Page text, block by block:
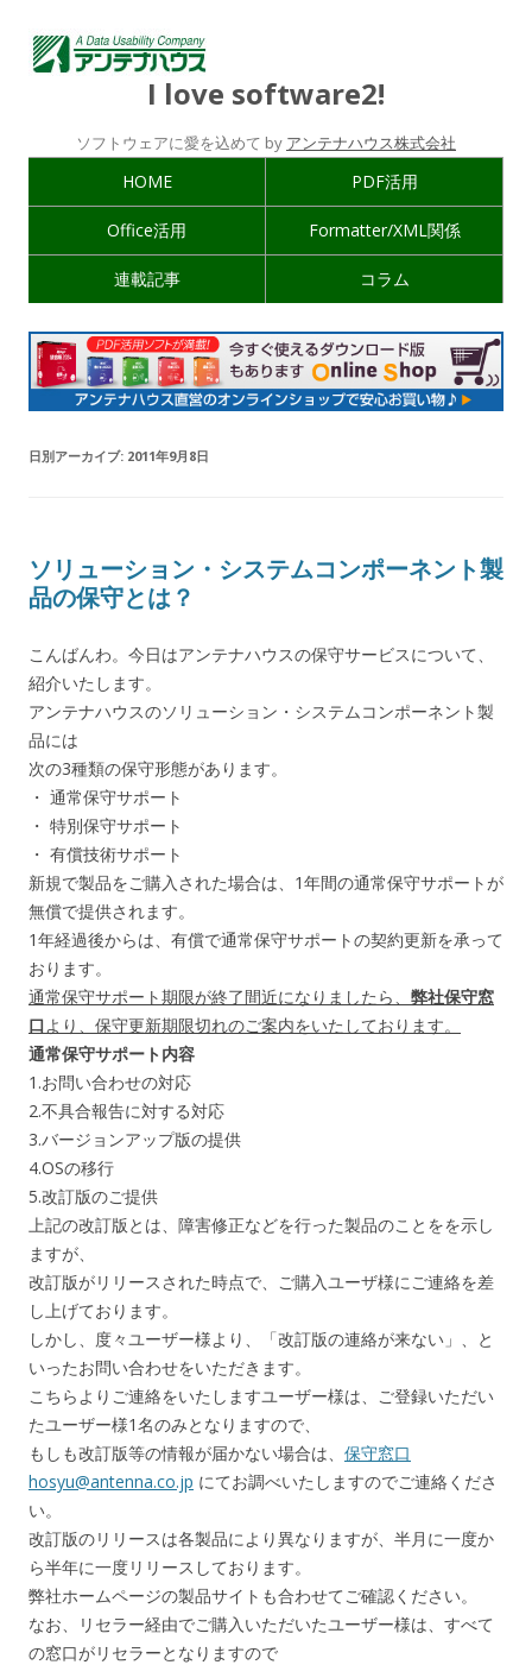
I love software2!
ソフトウェアに愛を込めて by アンテナハウス株式会社
HOME PDF活用
Office活用 Formatter/XML関係
連載記事 コラム
日別アーカイブ: 2011年9月8日
ソリューション・システムコンポーネント製
品の保守とは？
こんばんわ。今日はアンテナハウスの保守サービスについて、
紹介いたします。
アンテナハウスのソリューション・システムコンポーネント製
品には
次の3種類の保守形態があります。
・ 通常保守サポート
・ 特別保守サポート
・ 有償技術サポート
新規で製品をご購入された場合は、1年間の通常保守サポートが
無償で提供されます。
1年経過後からは、有償で通常保守サポートの契約更新を承って
おります。
通常保守サポート期限が終了間近になりましたら、 弊社保守窓
口より、保守更新期限切れのご案内をいたしております。
通常保守サポート内容
1.お問い合わせの対応
2.不具合報告に対する対応
3.バージョンアップ版の提供
4.OSの移行
5.改訂版のご提供
上記の改訂版とは、障害修正などを行った製品のことをを示し
ますが、
改訂版がリリースされた時点で、ご購入ユーザ様にご連絡を差
し上げております。
しかし、度々ユーザー様より、「改訂版の連絡が来ない」、と
いったお問い合わせをいただきます。
こちらよりご連絡をいたしますユーザー様は、ご登録いただい
たユーザー様1名のみとなりますので、
もしも改訂版等の情報が届かない場合は、 保守窓口
hosyu@antenna.co.jp にてお調べいたしますのでご連絡くださ
い。
改訂版のリリースは各製品により異なりますが、半月に一度か
ら半年に一度リリースしております。
弊社ホームページの製品サイトも合わせてご確認ください。
なお、リセラー経由でご購入いただいたユーザー様は、すべて
の窓口がリセラーとなりますので